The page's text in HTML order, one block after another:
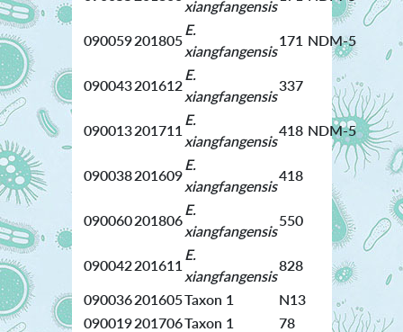
xiangfangensis
090059201805
E.
xiangfangensis
171 NDM-5
090043201612
E.
xiangfangensis
337
090013201711
E.
xiangfangensis
418 NDM-5
090038201609
E.
xiangfangensis
418
090060201806
E.
xiangfangensis
550
090042201611
E.
xiangfangensis
828
090036201605Taxon 1
N13
090019201706Taxon 1
78